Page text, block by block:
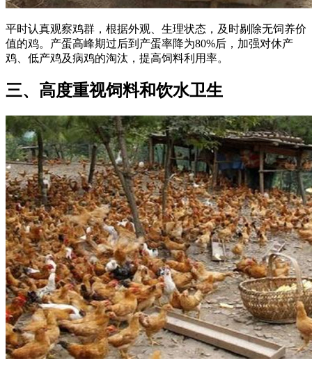
平时认真观察鸡群，根据外观、生理状态，及时剔除无饲养价
值的鸡。产蛋高峰期过后到产蛋率降为80%后，加强对休产
鸡、低产鸡及病鸡的淘汰，提高饲料利用率。
三、高度重视饲料和饮水卫生